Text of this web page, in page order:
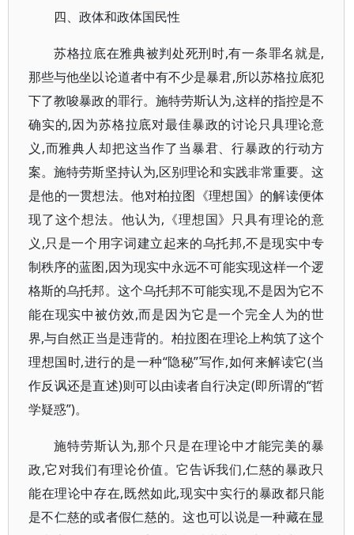
四、政体和政体国民性
苏格拉底在雅典被判处死刑时,有一条罪名就是,
那些与他坐以论道者中有不少是暴君,所以苏格拉底犯
下了教唆暴政的罪行。施特劳斯认为,这样的指控是不
确实的,因为苏格拉底对最佳暴政的讨论只具理论意
义,而雅典人却把这当作了当暴君、行暴政的行动方
案。施特劳斯坚持认为,区别理论和实践非常重要。这
是他的一贯想法。他对柏拉图《理想国》的解读便体
现了这个想法。他认为,《理想国》只具有理论的意
义,只是一个用字词建立起来的乌托邦,不是现实中专
制秩序的蓝图,因为现实中永远不可能实现这样一个逻
格斯的乌托邦。这个乌托邦不可能实现,不是因为它不
能在现实中被仿效,而是因为它是一个完全人为的世
界,与自然正当是违背的。柏拉图在理论上构筑了这个
理想国时,进行的是一种“隐秘”写作,如何来解读它(当
作反讽还是直述)则可以由读者自行决定(即所谓的“哲
学疑惑”)。
施特劳斯认为,那个只是在理论中才能完美的暴
政,它对我们有理论价值。它告诉我们,仁慈的暴政只
能在理论中存在,既然如此,现实中实行的暴政都只能
是不仁慈的或者假仁慈的。这也可以说是一种藏在显